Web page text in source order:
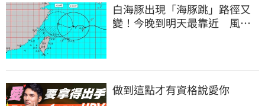
白海豚出現「海豚跳」路徑又
變！今晚到明天最靠近 風雨
做到這點才有資格說愛你